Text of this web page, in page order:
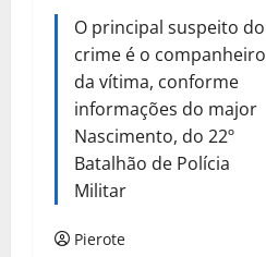
O principal suspeito do
crime é o companheiro
da vítima, conforme
informações do major
Nascimento, do 22º
Batalhão de Polícia
Militar
Pierote